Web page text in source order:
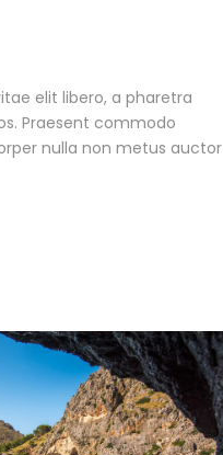
elit libero, a pharetra
Praesent commodo
nulla non metus auctor